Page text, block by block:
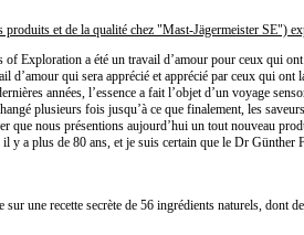
et de la qualité chez "Mast-Jägermeister SE")
of Exploration a été un travail d’amour pour ceux qui
d’amour qui sera apprécié et apprécié par ceux qui ont
années, l’essence a fait l’objet d’un voyage
plusieurs fois jusqu’à ce que finalement, les
que nous présentions aujourd’hui un tout nouveau
il y a plus de 80 ans, et je suis certain que le Dr Günther
une recette secrète de 56 ingrédients naturels, dont